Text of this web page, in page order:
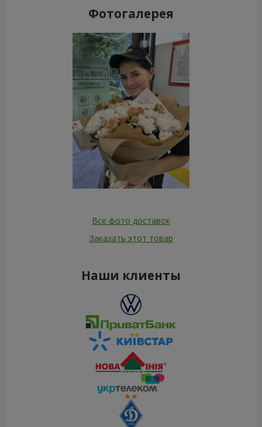
Фотогалерея
Все фото доставок
Заказать этот товар
Наши клиенты